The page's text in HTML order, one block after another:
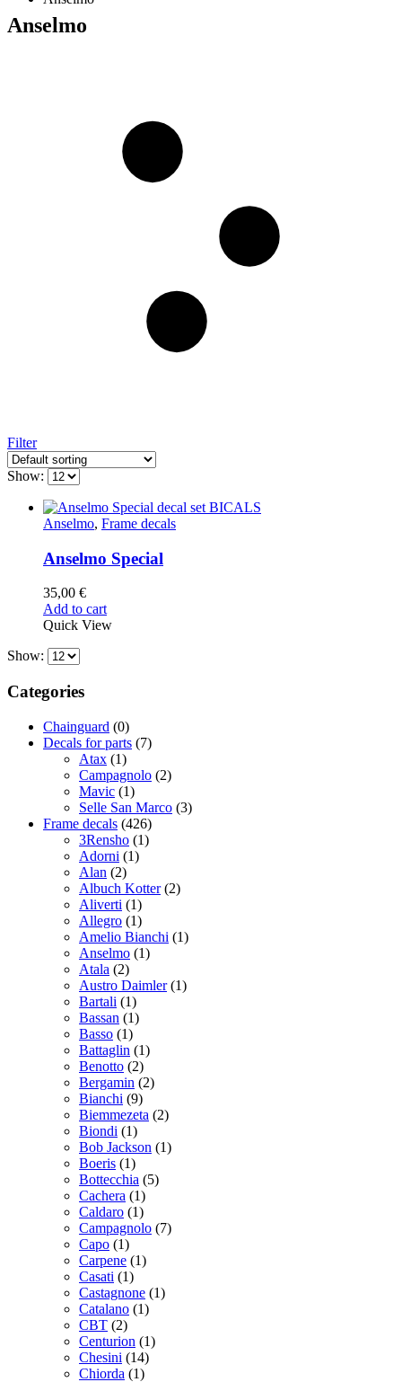
Anselmo
Filter
Show:
Anselmo, Frame decals
Anselmo Special
35,00 €
Add to cart
Quick View
Show:
Categories
Chainguard (0)
Decals for parts (7)
Atax (1)
Campagnolo (2)
Mavic (1)
Selle San Marco (3)
Frame decals (426)
3Rensho (1)
Adorni (1)
Alan (2)
Albuch Kotter (2)
Aliverti (1)
Allegro (1)
Amelio Bianchi (1)
Anselmo (1)
Atala (2)
Austro Daimler (1)
Bartali (1)
Bassan (1)
Basso (1)
Battaglin (1)
Benotto (2)
Bergamin (2)
Bianchi (9)
Biemmezeta (2)
Biondi (1)
Bob Jackson (1)
Boeris (1)
Bottecchia (5)
Cachera (1)
Caldaro (1)
Campagnolo (7)
Capo (1)
Carpene (1)
Casati (1)
Castagnone (1)
Catalano (1)
CBT (2)
Centurion (1)
Chesini (14)
Chiorda (1)